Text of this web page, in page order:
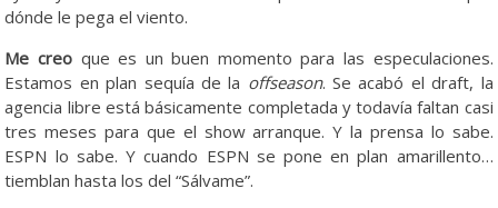
dónde le pega el viento.
Me creo que es un buen momento para las especulaciones.
Estamos en plan sequía de la offseason. Se acabó el draft, la
agencia libre está básicamente completada y todavía faltan casi
tres meses para que el show arranque. Y la prensa lo sabe.
ESPN lo sabe. Y cuando ESPN se pone en plan amarillento…
tiemblan hasta los del “Sálvame”.